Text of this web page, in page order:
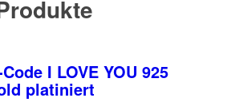
I LOVE YOU 925
platiniert